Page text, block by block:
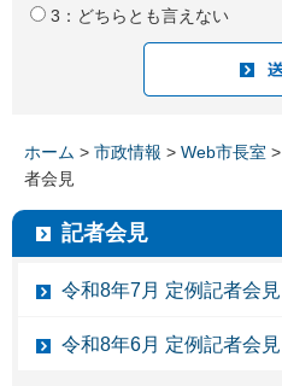
3：どちらとも言えない
ホーム > 市政情報 > Web市長室 >
者会見
記者会見
令和8年7月 定例記者会見
令和8年6月 定例記者会見